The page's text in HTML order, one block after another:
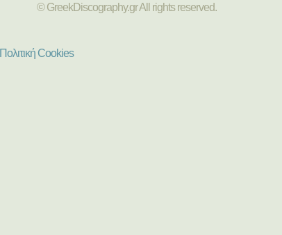
© GreekDiscography.gr All rights reserved.
Πολιτική Cookies